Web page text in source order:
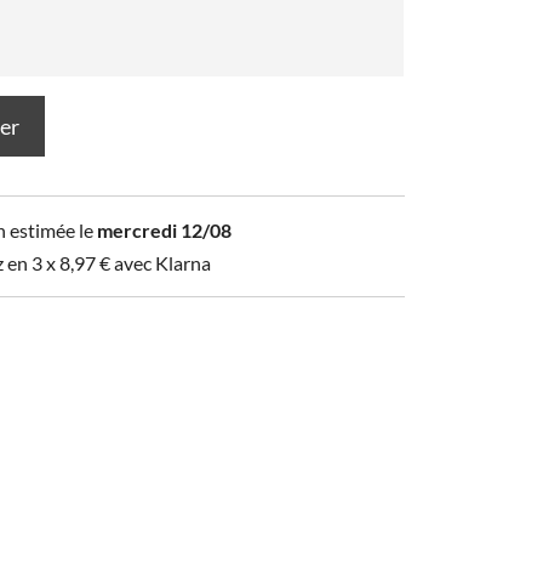
estimée le mercredi 12/08
en 3 x8,97€avec Klarna